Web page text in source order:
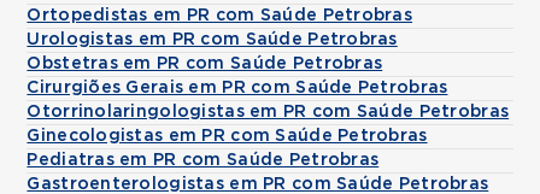
Ortopedistas em PR com Saúde Petrobras
Urologistas em PR com Saúde Petrobras
Obstetras em PR com Saúde Petrobras
Cirurgiões Gerais em PR com Saúde Petrobras
Otorrinolaringologistas em PR com Saúde Petrobras
Ginecologistas em PR com Saúde Petrobras
Pediatras em PR com Saúde Petrobras
Gastroenterologistas em PR com Saúde Petrobras